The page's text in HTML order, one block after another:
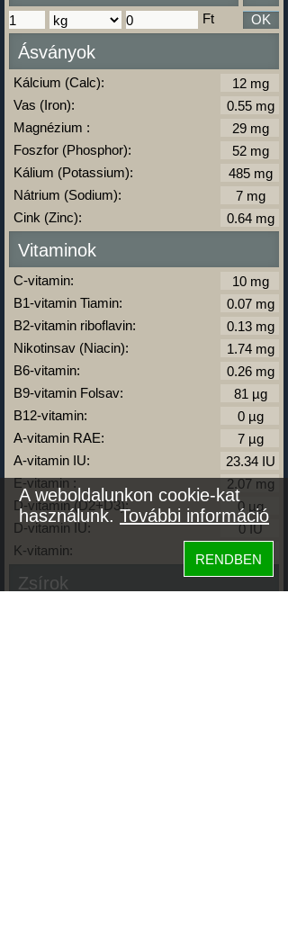
Ft OK
Ásványok
Kálcium (Calc):
Vas (Iron):
Magnézium :
Foszfor (Phosphor):
Kálium (Potassium):
Nátrium (Sodium):
Cink (Zinc):
Vitaminok
C-vitamin:
B1-vitamin Tiamin:
B2-vitamin riboflavin:
Nikotinsav (Niacin):
B6-vitamin:
B9-vitamin Folsav:
B12-vitamin:
A-vitamin RAE:
A-vitamin IU:
E-vitamin :
D-vitamin (D2+D3):
D-vitamin IU:
K-vitamin:
Zsírok
A weboldalunkon cookie-kat
használunk.További információ
RENDBEN